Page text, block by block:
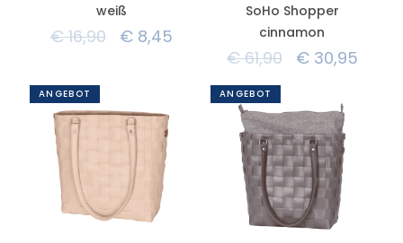
weiß
€16,90 €8,45
SoHo Shopper
cinnamon
€61,90 €30,95
ANGEBOT ANGEBOT